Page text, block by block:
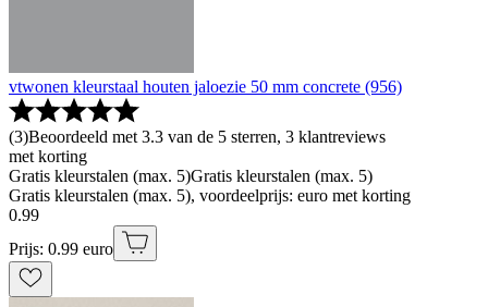
vtwonen kleurstaal houten jaloezie 50 mm concrete (956)
(3)Beoordeeld met 3.3 van de 5 sterren, 3 klantreviews
met korting
Gratis kleurstalen (max. 5)Gratis kleurstalen (max. 5)
Gratis kleurstalen (max. 5), voordeelprijs: euro met korting
0.99
Prijs: 0.99 euro